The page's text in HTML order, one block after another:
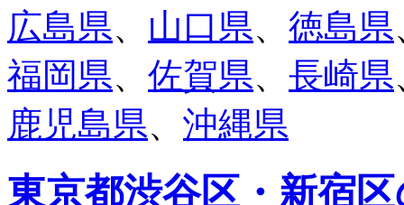
広島県、 山口県、 徳島県
福岡県、 佐賀県、 長崎県
鹿児島県、 沖縄県
東京都渋谷区・新宿